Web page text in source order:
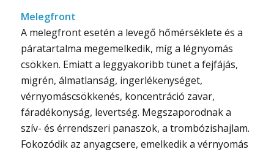
Melegfront
A melegfront esetén a levegő hőmérséklete és a
páratartalma megemelkedik, míg a légnyomás
csökken. Emiatt a leggyakoribb tünet a fejfájás,
migrén, álmatlanság, ingerlékenységet,
vérnyomáscsökkenés, koncentráció zavar,
fáradékonyság, levertség. Megszaporodnak a
szív- és érrendszeri panaszok, a trombózishajlam.
Fokozódik az anyagcsere, emelkedik a vérnyomás